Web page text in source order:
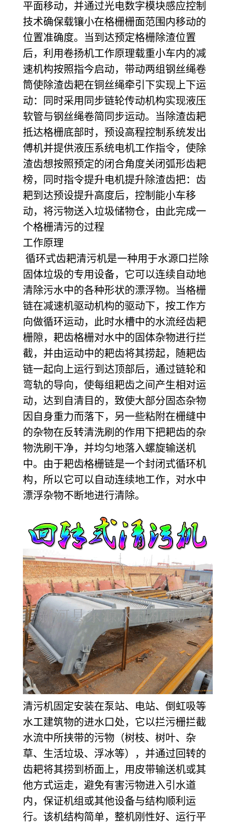
平面移动，并通过光电数字模块感应控制
技术确保载镶小在格栅栅面范围内移动的
位置准确度。当到达预定格栅除渣位置
后，利用卷扬机工作原理载重小车内的减
速机构按照指今启动，带动两组钢丝绳卷
筒使除渣齿耙在铜丝绳牵引下实现上下运
动：同时采用同步链轮传动机构实现液压
软管与钢丝绳卷简同步运动。当除渣齿耙
抵达格栅底部时，预设高程控制系统发出
傅机并提供液压系统电机工作指令，使除
渣齿想按照预定的闭合角度关闭弧形齿耙
榜，同时指令提升电机提升除渣齿把：齿
耙到达预设提升高度后，控制能小车移
动，将污物送入垃圾储物仓，由此完成一
个格栅清污的过程
工作原理
循环式齿耙清污机是一种用于水源口拦除
固体垃圾的专用设备，它可以连续自动地
清除污水中的各种形状的漂浮物。当格栅
链在减速机驱动机构的驱动下，按工作方
向做循环运动，此时水槽中的水流经齿耙
栅隙，耙齿格栅对水中的固体杂物进行拦
截，并由运动中的耙齿将其捞起，随耙齿
链一起向上运行到达顶部后，通过链轮和
弯轨的导向，使每组耙齿之间产生相对运
动，达到自清目的，致使大部分固态杂物
因自身重力而落下，另一些粘附在栅缝中
的杂物在反转清洗刷的作用下把耙齿的杂
物洗刷干净，并均匀地落入螺旋输送机
中。由于耙齿格栅链是一个封闭式循环机
构，所以它可以自动连续地工作，对水中
漂浮杂物不断地进行清除。
清污机固定安装在泵站、电站、倒虹吸等
水工建筑物的进水口处，它以拦污栅拦截
水流中所挟带的污物（树枝、树叶、杂
草、生活垃圾、浮冰等），并通过回转的
齿耙将其捞到桥面上，用皮带输送机或其
他方式运走，避免有害污物进入引水道
内，保证机组或其他设备与结构顺利运
行。该机结构简单，整机刚性好、运行平